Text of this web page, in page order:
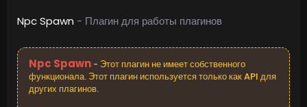
Npc Spawn - Плагин для работы плагинов
Npc Spawn - Этот плагин не имеет собственного
функционала. Этот плагин используется только как API для
других плагинов.